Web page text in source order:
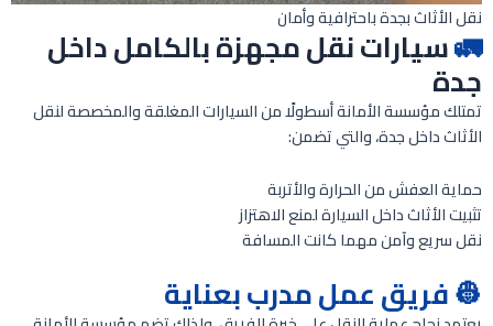
نقل الأثاث بجدة باحترافية وأمان
🚛سيارات نقل مجهزة بالكامل داخل
جدة
تمتلك مؤسسة الأمانة أسطولًا من السيارات المغلقة والمخصصة لنقل
الأثاث داخل جدة، والتي تضمن:
حماية العفش من الحرارة والأتربة
تثبيت الأثاث داخل السيارة لمنع الاهتزاز
نقل سريع وآمن مهما كانت المسافة
👷 فريق عمل مدرب بعناية